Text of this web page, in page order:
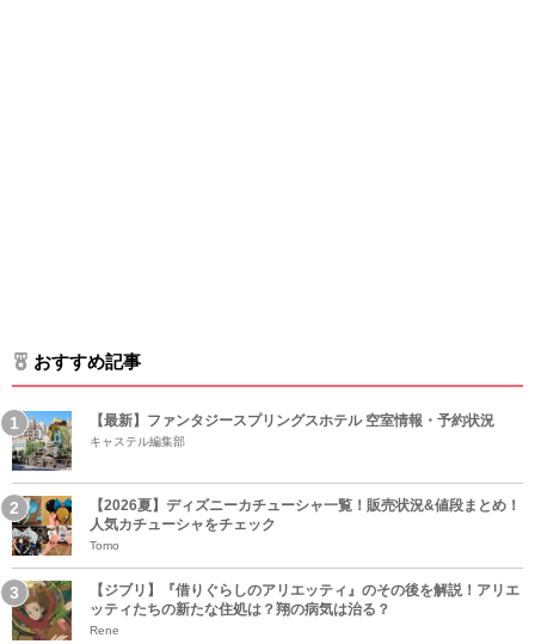
おすすめ記事
【最新】ファンタジースプリングスホテル 空室情報・予約状況
キャステル編集部
【2026夏】ディズニーカチューシャ一覧！販売状況&値段まとめ！
人気カチューシャをチェック
Tomo
【ジブリ】『借りぐらしのアリエッティ』のその後を解説！アリエ
ッティたちの新たな住処は？翔の病気は治る？
Rene